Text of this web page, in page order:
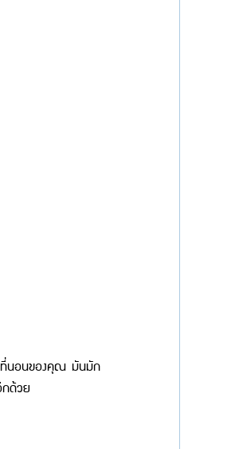
ที่นอนของคุณ มันมัก
ด้วย